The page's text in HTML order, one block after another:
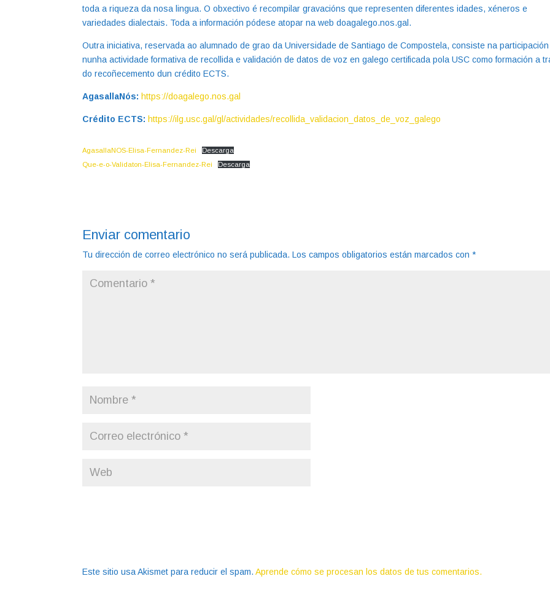
toda a riqueza da nosa lingua. O obxectivo é recompilar gravacións que representen diferentes idades, xéneros e
variedades dialectais. Toda a información pódese atopar na web doagalego.nos.gal.
Outra iniciativa, reservada ao alumnado de grao da Universidade de Santiago de Compostela, consiste na participación
nunha actividade formativa de recollida e validación de datos de voz en galego certificada pola USC como formación a
do recoñecemento dun crédito ECTS.
AgasallaNós: https://doagalego.nos.gal
Crédito ECTS: https://ilg.usc.gal/gl/actividades/recollida_validacion_datos_de_voz_galego
AgasallaNOS-Elisa-Fernandez-Rei
Descarga
Que-e-o-Validaton-Elisa-Fernandez-Rei
Descarga
Enviar comentario
Tu dirección de correo electrónico no será publicada. Los campos obligatorios están marcados con*
Este sitio usa Akismet para reducir el spam.Aprende cómo se procesan los datos de tus comentarios.